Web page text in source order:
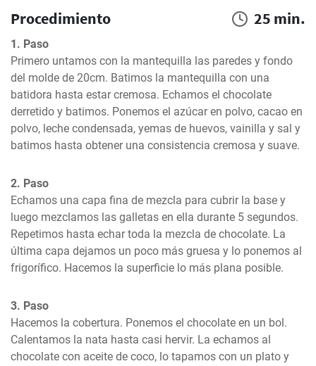
Procedimiento 25 min.
1. Paso
Primero untamos con la mantequilla las paredes y fondo
del molde de 20cm. Batimos la mantequilla con una
batidora hasta estar cremosa. Echamos el chocolate
derretido y batimos. Ponemos el azúcar en polvo, cacao en
polvo, leche condensada, yemas de huevos, vainilla y sal y
batimos hasta obtener una consistencia cremosa y suave.
2. Paso
Echamos una capa fina de mezcla para cubrir la base y
luego mezclamos las galletas en ella durante 5 segundos.
Repetimos hasta echar toda la mezcla de chocolate. La
última capa dejamos un poco más gruesa y lo ponemos al
frigorífico. Hacemos la superficie lo más plana posible.
3. Paso
Hacemos la cobertura. Ponemos el chocolate en un bol.
Calentamos la nata hasta casi hervir. La echamos al
chocolate con aceite de coco, lo tapamos con un plato y